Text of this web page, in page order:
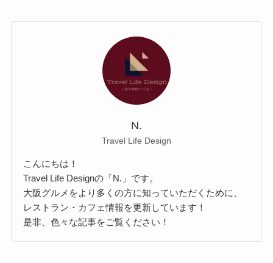
N.
Travel Life Design
こんにちは！
Travel Life Designの「N.」です。
大阪グルメをより多くの方に知っていただくために、
レストラン・カフェ情報を更新しています！
是非、色々な記事をご覧ください！